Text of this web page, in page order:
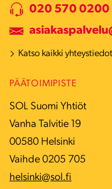
020 570 0200
Katso kaikki yhteystiedot
PÄÄTOIMIPISTE
SOL Suomi Yhtiöt
Vanha Talvitie 19
00580 Helsinki
Vaihde 0205 705
helsinki@sol.fi